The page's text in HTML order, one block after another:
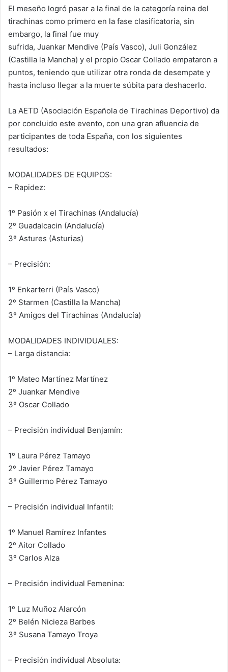
El meseño logró pasar a la final de la categoría reina del
tirachinas como primero en la fase clasificatoria, sin
embargo, la final fue muy
sufrida, Juankar Mendive (País Vasco), Juli González
(Castilla la Mancha) y el propio Oscar Collado empataron a
puntos, teniendo que utilizar otra ronda de desempate y
hasta incluso llegar a la muerte súbita para deshacerlo.
La AETD (Asociación Española de Tirachinas Deportivo) da
por concluido este evento, con una gran afluencia de
participantes de toda España, con los siguientes
resultados:
MODALIDADES DE EQUIPOS:
– Rapidez:
1º Pasión x el Tirachinas (Andalucía)
2º Guadalcacin (Andalucía)
3º Astures (Asturias)
– Precisión:
1º Enkarterri (País Vasco)
2º Starmen (Castilla la Mancha)
3º Amigos del Tirachinas (Andalucía)
MODALIDADES INDIVIDUALES:
– Larga distancia:
1º Mateo Martínez Martínez
2º Juankar Mendive
3º Oscar Collado
– Precisión individual Benjamín:
1º Laura Pérez Tamayo
2º Javier Pérez Tamayo
3º Guillermo Pérez Tamayo
– Precisión individual Infantil:
1º Manuel Ramírez Infantes
2º Aitor Collado
3º Carlos Alza
– Precisión individual Femenina:
1º Luz Muñoz Alarcón
2º Belén Nicieza Barbes
3º Susana Tamayo Troya
– Precisión individual Absoluta: